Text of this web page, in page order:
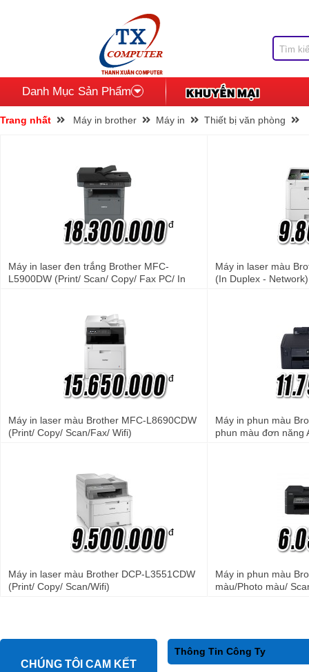
Danh Mục Sản Phẩm
Trang nhất Máy in brother Máy in Thiết bị văn phòng
đ
Máy in laser đen trắng Brother MFC-
L5900DW (Print/ Scan/ Copy/ Fax PC/ In
Máy in laser màu
(In Duplex - Network)
đ
Máy in laser màu Brother MFC-L8690CDW
(Print/ Copy/ Scan/Fax/ Wifi)
Máy in phun màu
phun màu đơn năng
đ
Máy in laser màu Brother DCP-L3551CDW
(Print/ Copy/ Scan/Wifi)
Máy in phun màu
màu/Photo màu/
CHÚNG TÔI CAM KẾT
Thông Tin Công Ty